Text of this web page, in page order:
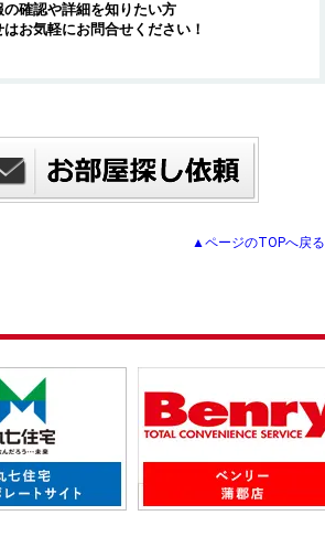
の確認や詳細を知りたい方
はお気軽にお問合せください！
▲ページのTOPへ戻る